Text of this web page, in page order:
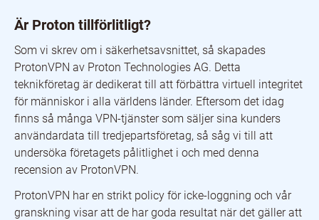
Är Proton tillförlitligt?
Som vi skrev om i säkerhetsavsnittet, så skapades
ProtonVPN av Proton Technologies AG. Detta
teknikföretag är dedikerat till att förbättra virtuell integritet
för människor i alla världens länder. Eftersom det idag
finns så många VPN-tjänster som säljer sina kunders
användardata till tredjepartsföretag, så såg vi till att
undersöka företagets pålitlighet i och med denna
recension av ProtonVPN.
ProtonVPN har en strikt policy för icke-loggning och vår
granskning visar att de har goda resultat när det gäller att